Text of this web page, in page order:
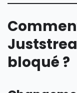
bloqué ?